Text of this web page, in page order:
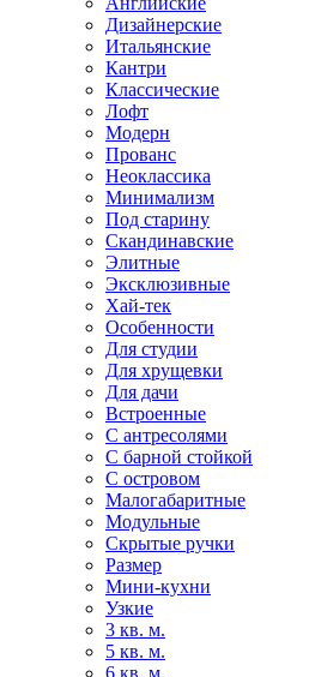
Дизайнерские
Итальянские
Кантри
Классические
Лофт
Модерн
Прованс
Неоклассика
Минимализм
Под старину
Скандинавские
Элитные
Эксклюзивные
Хай-тек
Особенности
Для студии
Для хрущевки
Для дачи
Встроенные
С антресолями
С барной стойкой
С островом
Малогабаритные
Модульные
Скрытые ручки
Размер
Мини-кухни
Узкие
3 кв. м.
5 кв. м.
6 кв. м.